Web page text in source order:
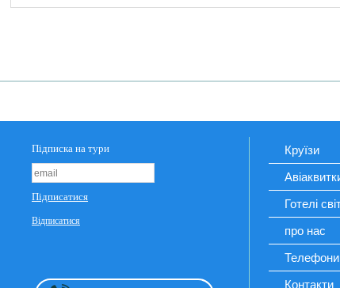
Круїзи
Готелі
про нас
Телефони
Контакти